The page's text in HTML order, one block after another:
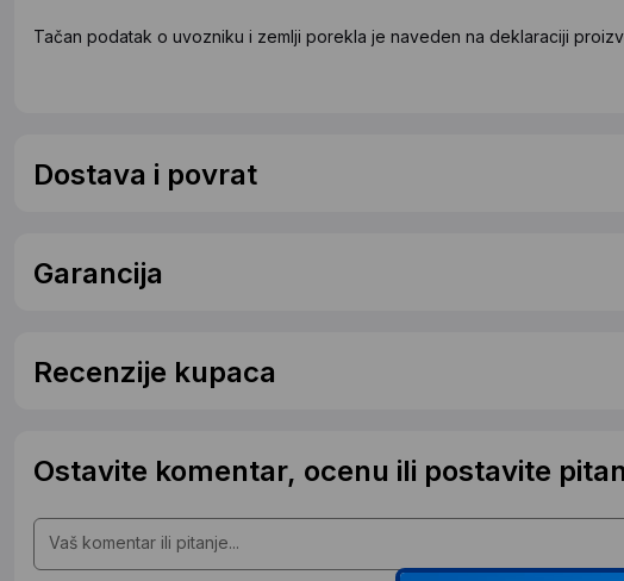
Tačan podatak o uvozniku i zemlji porekla je naveden na deklaraciji
Dostava i povrat
Garancija
Recenzije kupaca
Ostavite komentar, ocenu ili postavite